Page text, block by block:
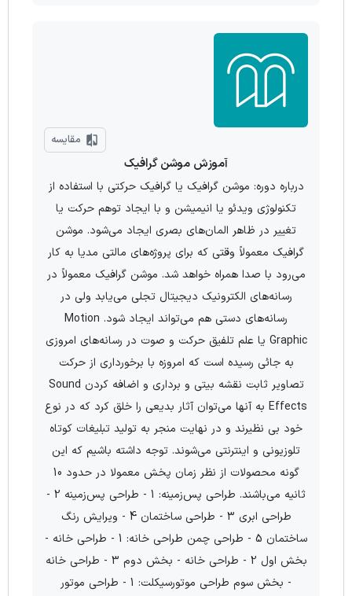
مقایسه
آموزش موشن گرافیک
درباره دوره: موشن گرافیك یا گرافیك حركتی با استفاده از
تكنولوژی ویدئو یا انیمیشن و با ایجاد توهم حركت یا
تغییر در ظاهر المان‌های بصری ایجاد می‌شود. موشن
گرافیك معمولاً وقتی كه برای پروژه‌های مالتی مدیا به كار
می‌رود با صدا همراه خواهد شد. موشن گرافیك معمولاً در
رسانه‌های الكترونیك دیجیتال تجلی می‌یابد ولی در
رسانه‌های دستی هم می‌تواند ایجاد شود. Motion
Graphic یا علم تلفیق حرکت و صوت در رسانه‌های امروزی
به جائی رسیده است که امروزه با برخورداری از حرکت
تصاویر ثابت نقشه بیتی و برداری و اضافه کردن Sound
Effects به آنها می‌توان آثار بدیعی را خلق کرد که در نوع
خود بی نظیرند و در نهایت منجر به تولید تبلیغات کوتاه
تلوزیونی و اینترنتی می‌شوند. توجه داشته باشیم که این
گونه محصولات از نظر زمان پخش معمولا در حدود 10
ثانیه می‌باشند. طراحی پس‌زمینه: 1 - طراحی پس‌زمینه 2 -
طراحی ابری 3 - طراحی ساختمان 4 - ویرایش رنگ
ساختمان 5 - طراحی چمن طراحی خانه: 1 - طراحی خانه -
بخش اول 2 - طراحی خانه - بخش دوم 3 - طراحی خانه
- بخش سوم طراحی موتورسیکلت: 1 - طراحی موتور